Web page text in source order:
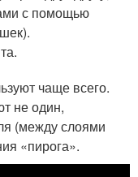
с помощью
чаще всего.
не один,
(между слоями
«пирога».